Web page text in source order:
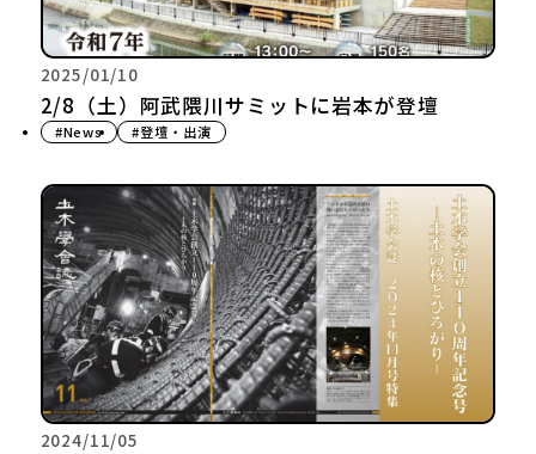
2025/01/10
2/8（土）阿武隈川サミットに岩本が登壇
#News #登壇・出演
2024/11/05